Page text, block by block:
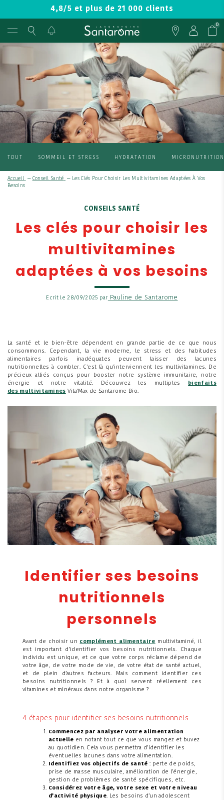
4,8/5 et plus de 21 000 clients
0
TOUT SOMMEIL ET STRESS HYDRATATION MICRONUTRITION
Accueil — Conseil Santé — Les Clés Pour Choisir Les Multivitamines Adaptées À Vos
Besoins
CONSEILS SANTÉ
Les clés pour choisir les
multivitamines
adaptées à vos besoins
Ecrit le 28/09/2025 par Pauline de Santarome
La santé et le bien-être dépendent en grande partie de ce que nous
consommons. Cependant, la vie moderne, le stress et des habitudes
alimentaires parfois inadéquates peuvent laisser des lacunes
nutritionnelles à combler. C’est là qu’interviennent les multivitamines. De
précieux alliés conçus pour booster notre système immunitaire, notre
énergie et notre vitalité. Découvrez les multiples bienfaits
des multivitamines Vita’Max de Santarome Bio.
Identifier ses besoins
nutritionnels
personnels
Avant de choisir un complément alimentaire multivitaminé, il
est important d’identifier vos besoins nutritionnels. Chaque
individu est unique, et ce que votre corps réclame dépend de
votre âge, de votre mode de vie, de votre état de santé actuel,
et de plein d’autres facteurs. Mais comment identifier ces
besoins nutritionnels ? Et à quoi servent réellement ces
vitamines et minéraux dans notre organisme ?
4 étapes pour identifier ses besoins nutritionnels
Commencez par analyser votre alimentation
actuelle en notant tout ce que vous mangez et buvez
au quotidien. Cela vous permettra d’identifier les
éventuelles lacunes dans votre alimentation.
Identifiez vos objectifs de santé : perte de poids,
prise de masse musculaire, amélioration de l’énergie,
gestion de problèmes de santé spécifiques, etc.
Considérez votre âge, votre sexe et votre niveau
d’activité physique. Les besoins d’un adolescent